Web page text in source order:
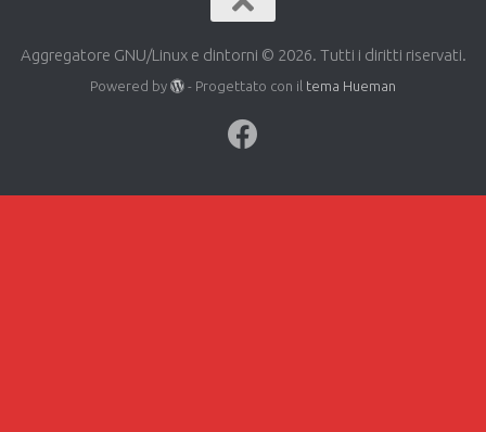
Aggregatore GNU/Linux e dintorni © 2026. Tutti i diritti riservati.
Powered by - Progettato con il tema Hueman